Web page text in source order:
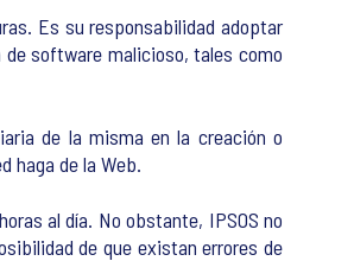
Es su responsabilidad adoptar
software malicioso, tales como
de la misma en la creación o
haga de la Web.
al día. No obstante, IPSOS no
de que existan errores de